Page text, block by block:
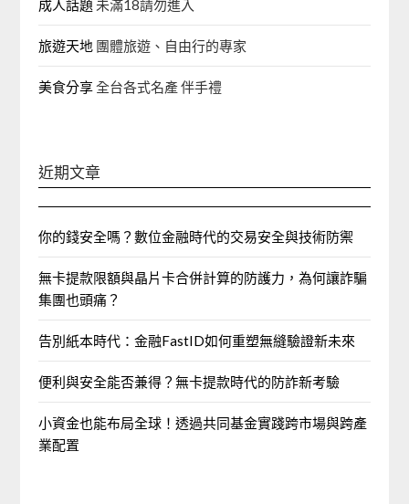
成人話題 未滿18請勿進入
旅遊天地 團體旅遊、自由行的專家‎
美食分享全台各式名產 伴手禮
近期文章
你的錢安全嗎？數位金融時代的交易安全與技術防禦
無卡提款限額與晶片卡合併計算的防護力，為何讓詐騙
集團也頭痛？
告別紙本時代：金融FastID如何重塑無縫驗證新未來
便利與安全能否兼得？無卡提款時代的防詐新考驗
小資金也能布局全球！透過共同基金實踐跨市場與跨產
業配置